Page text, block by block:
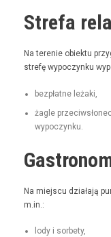
Strefa
Na tere­nie obiek­tu
stre­fę wypoczynku
bezpłatne leża­ki,
żagle
wypoczynku.
Na miejs­cu dzi­ała­ją
m.in.:
lody i sorbety,